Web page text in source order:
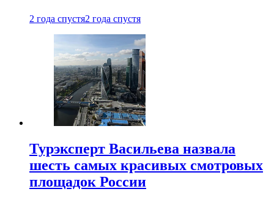
2 года спустя2 года спустя
Турэксперт Васильева назвала
шесть самых красивых смотровых
площадок России